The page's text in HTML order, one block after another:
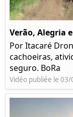
Verão, Alegria
Por Itacaré
cachoeiras,
seguro. BoRa
Vidéo publiée le